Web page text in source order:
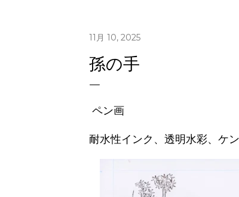
11月 10, 2025
孫の手
ペン画
耐水性インク、透明水彩、ケン